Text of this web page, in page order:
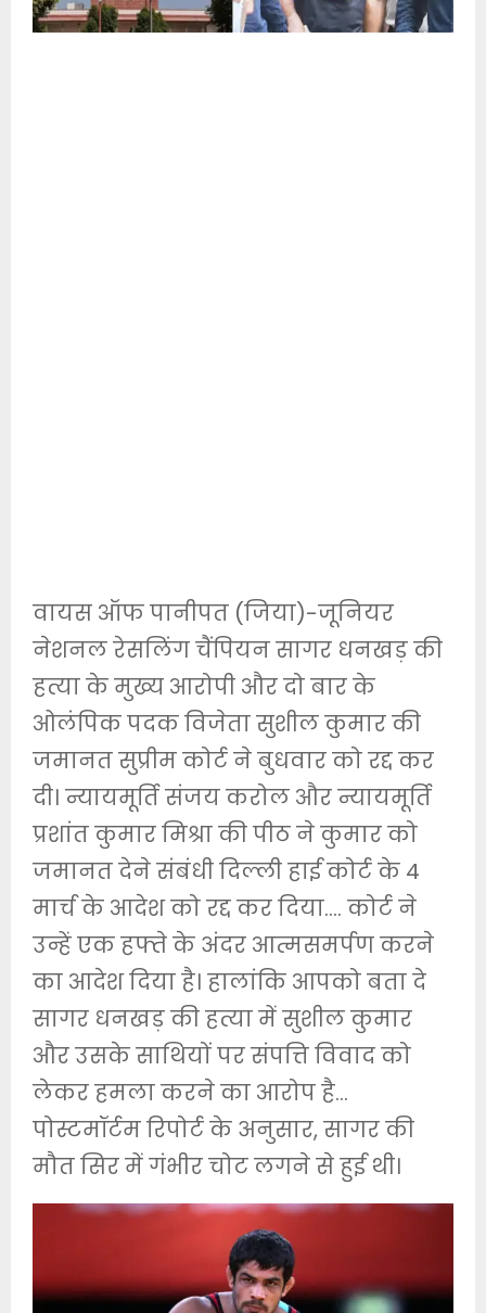
वायस ऑफ पानीपत (जिया)-जूनियर
नेशनल रेसलिंग चैंपियन सागर धनखड़ की
हत्या के मुख्य आरोपी और दो बार के
ओलंपिक पदक विजेता सुशील कुमार की
जमानत सुप्रीम कोर्ट ने बुधवार को रद्द कर
दी। न्यायमूर्ति संजय करोल और न्यायमूर्ति
प्रशांत कुमार मिश्रा की पीठ ने कुमार को
जमानत देने संबंधी दिल्ली हाई कोर्ट के 4
मार्च के आदेश को रद्द कर दिया…. कोर्ट ने
उन्हें एक हफ्ते के अंदर आत्मसमर्पण करने
का आदेश दिया है। हालांकि आपको बता दे
सागर धनखड़ की हत्या में सुशील कुमार
और उसके साथियों पर संपत्ति विवाद को
लेकर हमला करने का आरोप है…
पोस्टमॉर्टम रिपोर्ट के अनुसार, सागर की
मौत सिर में गंभीर चोट लगने से हुई थी।